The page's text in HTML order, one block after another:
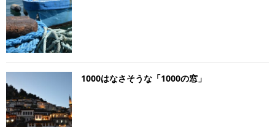
1000はなさそうな「1000の窓」